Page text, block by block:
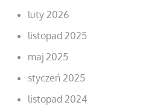
luty 2026
listopad 2025
maj 2025
styczeń 2025
listopad 2024